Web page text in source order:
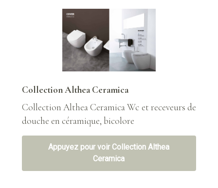
Collection Althea Ceramica
Collection Althea Ceramica Wc et receveurs de
douche en céramique, bicolore
Appuyez pour voir Collection Althea
Ceramica